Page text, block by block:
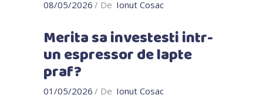
08/05/2026 De Ionut Cosac
Merita sa investesti intr-
un espressor de lapte
praf?
01/05/2026 De Ionut Cosac